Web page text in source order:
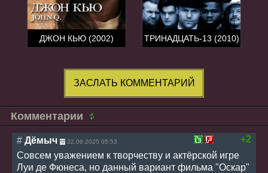
ДЖОН КЬЮ (2002) ТРИНАДЦАТЬ-13 (2010)
ЗАСЛАТЬ КОММЕНТАРИЙ
Комментарии
+2
# Дёмыч 22.06.2025 05:53
Совсем уважением к творчеству и актёрской игре
Луи де Фюнеса, но данный вариант фильма "Оскар"